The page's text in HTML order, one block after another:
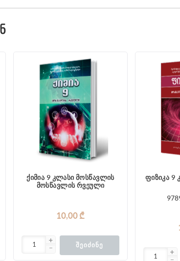
ქიმია 9 კლასი მოსწავლის
მოსწავლის რვეული
10,00 ₾
ᲨᲔᲘᲫᲘᲜᲔ
ფიზიკა 9